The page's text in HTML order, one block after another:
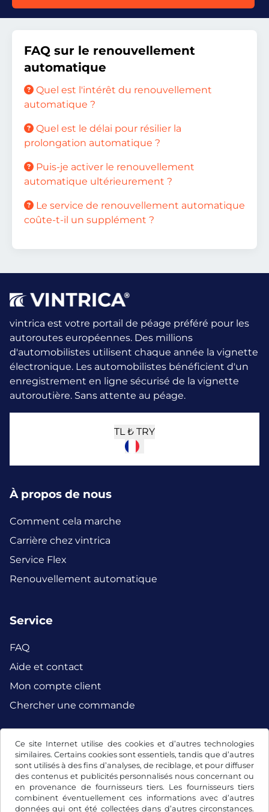
Ce site Internet utilise des cookies et d’autres technologies
similaires. Certains cookies sont essentiels, tandis que d’autres
sont utilisés à des fins d’analyses, de reciblage, et pour diffuser
des contenus et publicités personnalisés nous concernant ou
en provenance de fournisseurs tiers. Les fournisseurs tiers
combinent éventuellement ces informations avec d’autres
données qui ont été collectées dans d’autres circonstances.
FAQ sur le renouvellement
automatique
Quel est l'intérêt du renouvellement
automatique ?
Quel est le délai pour résilier la
prolongation automatique ?
Puis-je activer le renouvellement
automatique ultérieurement ?
Le service de renouvellement automatique
coûte-t-il un supplément ?
vintrica est votre portail de péage préféré pour les
autoroutes européennes. Des millions
d'automobilistes utilisent chaque année la vignette
électronique. Les automobilistes bénéficient d'un
enregistrement en ligne sécurisé de la vignette
autoroutière. Sans attente au péage.
TL ₺ TRY
À propos de nous
Comment cela marche
Carrière chez vintrica
Service Flex
Renouvellement automatique
Service
FAQ
Aide et contact
Mon compte client
Chercher une commande
Facebook Instagram